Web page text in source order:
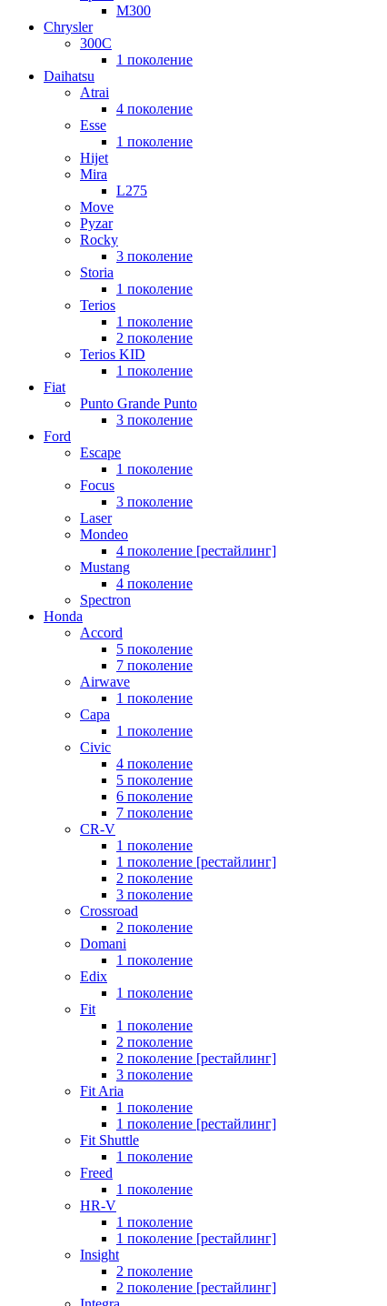
M300
Chrysler
300C
1 поколение
Daihatsu
Atrai
4 поколение
Esse
1 поколение
Hijet
Mira
L275
Move
Pyzar
Rocky
3 поколение
Storia
1 поколение
Terios
1 поколение
2 поколение
Terios KID
1 поколение
Fiat
Punto Grande Punto
3 поколение
Ford
Escape
1 поколение
Focus
3 поколение
Laser
Mondeo
4 поколение [рестайлинг]
Mustang
4 поколение
Spectron
Honda
Accord
5 поколение
7 поколение
Airwave
1 поколение
Capa
1 поколение
Civic
4 поколение
5 поколение
6 поколение
7 поколение
CR-V
1 поколение
1 поколение [рестайлинг]
2 поколение
3 поколение
Crossroad
2 поколение
Domani
1 поколение
Edix
1 поколение
Fit
1 поколение
2 поколение
2 поколение [рестайлинг]
3 поколение
Fit Aria
1 поколение
1 поколение [рестайлинг]
Fit Shuttle
1 поколение
Freed
1 поколение
HR-V
1 поколение
1 поколение [рестайлинг]
Insight
2 поколение
2 поколение [рестайлинг]